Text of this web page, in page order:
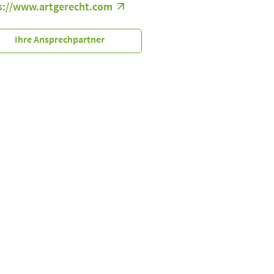
www.artgerecht.com
Ihre Ansprechpartner